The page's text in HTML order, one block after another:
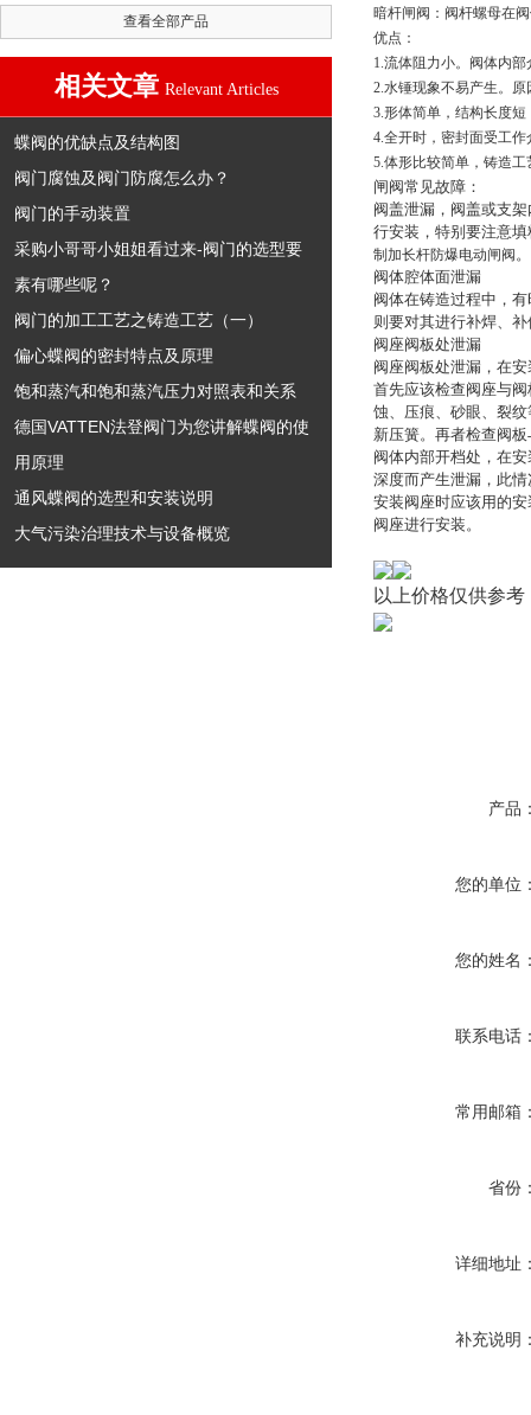
查看全部产品
相关文章 Relevant Articles
蝶阀的优缺点及结构图
阀门腐蚀及阀门防腐怎么办？
阀门的手动装置
采购小哥哥小姐姐看过来-阀门的选型要
素有哪些呢？
阀门的加工工艺之铸造工艺（一）
偏心蝶阀的密封特点及原理
饱和蒸汽和饱和蒸汽压力对照表和关系
德国VATTEN法登阀门为您讲解蝶阀的使
用原理
通风蝶阀的选型和安装说明
大气污染治理技术与设备概览
暗杆闸阀：阀杆螺母在
优点：
1.流体阻力小。阀体内
2.水锤现象不易产生。
3.形体简单，结构长度
4.全开时，密封面受工
5.体形比较简单，铸造工
闸阀常见故障：
阀盖泄漏，阀盖或支
行安装，特别要注意
制加长杆防爆电动闸阀 。
阀体腔体面泄漏
阀体在铸造过程中，
则要对其进行补焊、
阀座阀板处泄漏
阀座阀板处泄漏，在
首先应该检查阀座与
蚀、压痕、砂眼、裂
新压簧。再者检查阀
阀体内部开档处，在
深度而产生泄漏，此
安装阀座时应该用的
阀座进行安装。
以上价格仅供参考
产品
您的单位
您的姓名
联系电话
常用邮箱
省份
详细地址
补充说明